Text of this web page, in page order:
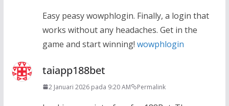
Easy peasy wowphlogin. Finally, a login that
works without any headaches. Get in the
game and start winning! wowphlogin
taiapp188bet
2 Januari 2026 pada 9:20 AM Permalink